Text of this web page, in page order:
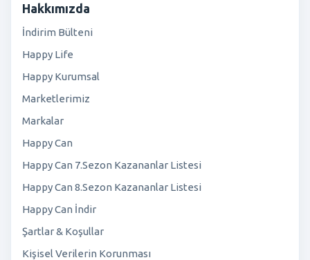
Hakkımızda
İndirim Bülteni
Happy Life
Happy Kurumsal
Marketlerimiz
Markalar
Happy Can
Happy Can 7.Sezon Kazananlar Listesi
Happy Can 8.Sezon Kazananlar Listesi
Happy Can İndir
Şartlar & Koşullar
Kişisel Verilerin Korunması